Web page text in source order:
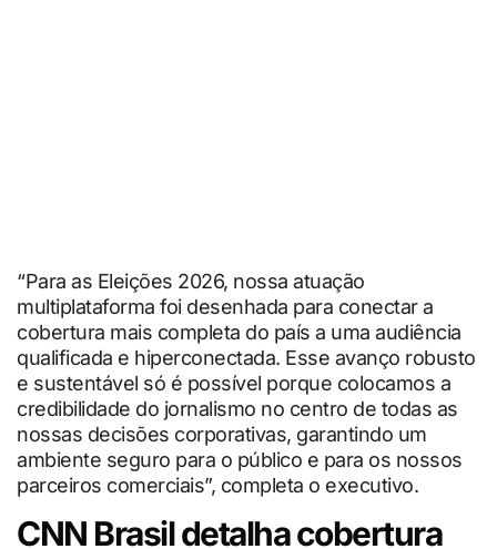
“Para as Eleições 2026, nossa atuação
multiplataforma foi desenhada para conectar a
cobertura mais completa do país a uma audiência
qualificada e hiperconectada. Esse avanço robusto
e sustentável só é possível porque colocamos a
credibilidade do jornalismo no centro de todas as
nossas decisões corporativas, garantindo um
ambiente seguro para o público e para os nossos
parceiros comerciais”, completa o executivo.
CNN Brasil detalha cobertura